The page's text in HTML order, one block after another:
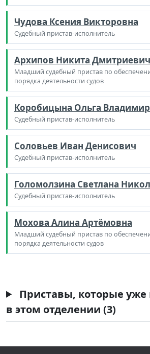
Чудова Ксения Викторовна
Судебный пристав-исполнитель
Архипов Никита Дмитриевич
Младший судебный пристав по
порядка деятельности судов
Коробицына Ольга
Судебный пристав-исполнитель
Соловьев Иван Денисович
Судебный пристав-исполнитель
Голомолзина Светлана
Судебный пристав-исполнитель
Мохова Алина Артёмовна
Младший судебный пристав по
порядка деятельности судов
Приставы, которые уже
в этом отделении (3)